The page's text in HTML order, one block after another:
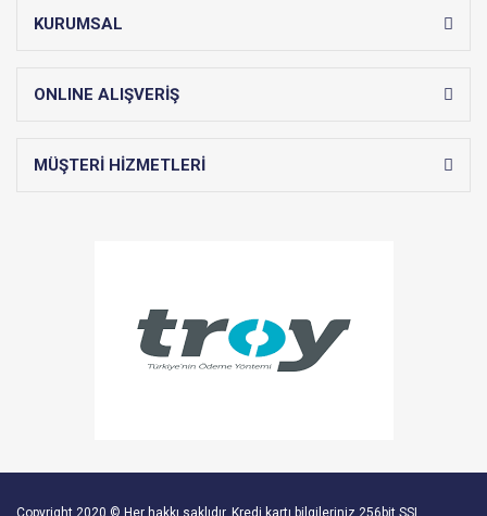
KURUMSAL
ONLINE ALIŞVERİŞ
MÜŞTERİ HİZMETLERİ
Copyright 2020 © Her hakkı saklıdır. Kredi kartı bilgileriniz 256bit SSL